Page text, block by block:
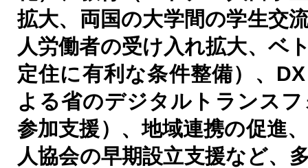
拡大、両国の大学間の学生交
人労働者の受け入れ拡大、ベ
定住に有利な条件整備）、 DX
よる省のデジタルトランス
参加支援）、地域連携の促進
人協会の早期設立支援など、